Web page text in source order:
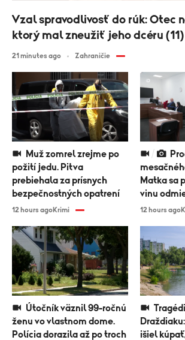
Vzal spravodlivosť do rúk: Otec
ktorý mal zneužiť jeho dcéru
21 minutes ago Zahraničie
požití jedu. Pitva
prebiehala za prísnych
bezpečnostných opatrení
12 hours agoKrimi
Matka sa
vinu
12 hours ago
ženu vo vlastnom dome.
Polícia dorazila až po troch
išiel